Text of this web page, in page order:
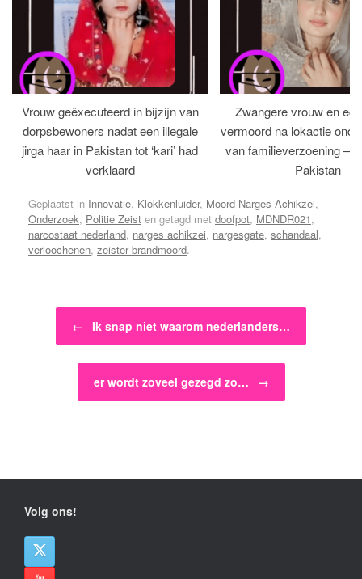
Vrouw geëxecuteerd in bijzijn van
dorpsbewoners nadat een illegale
jirga haar in Pakistan tot ‘kari’ had
verklaard
Zwangere vrouw en
vermoord na lokactie
van familieverzoening –
Pakistan
Geplaatst in Innovatie, Klokkenluider, Moord Narges Achikzei,
Onderzoek, Politie Zeist en getagd met doofpot, MDNDR021,
narcostaat nederland, narges achikzei, nargesgate, schandaal,
verloochenen, zeister brandmoord.
Bericht navigatie
← Ik snap niet waarom nederlanders…
er wordt zoveel gezegd zo… →
Volg ons!